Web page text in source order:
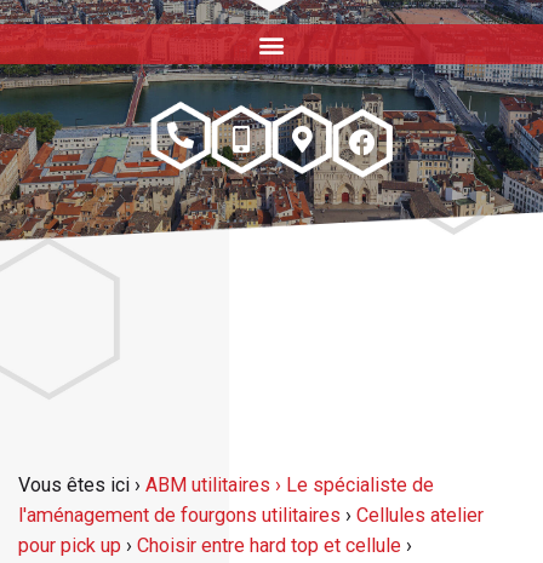
Vous êtes ici › ABM utilitaires › Le spécialiste de
l'aménagement de fourgons utilitaires › Cellules atelier
pour pick up › Choisir entre hard top et cellule ›